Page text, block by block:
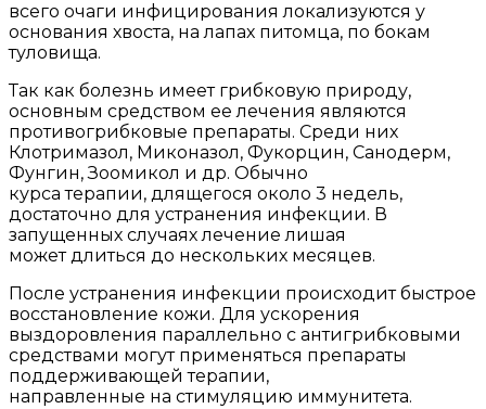
всего очаги инфицирования локализуются у
основания хвоста, на лапах питомца, по бокам
туловища.
Так как болезнь имеет грибковую природу,
основным средством ее лечения являются
противогрибковые препараты. Среди них
Клотримазол, Миконазол, Фукорцин, Санодерм,
Фунгин, Зоомикол и др. Обычно
курса терапии, длящегося около 3 недель,
достаточно для устранения инфекции. В
запущенных случаях лечение лишая
может длиться до нескольких месяцев.
После устранения инфекции происходит быстрое
восстановление кожи. Для ускорения
выздоровления параллельно с антигрибковыми
средствами могут применяться препараты
поддерживающей терапии,
направленные на стимуляцию иммунитета.